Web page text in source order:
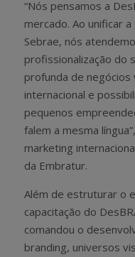
“Nós pensamos a
mercado. Ao unificar
Sebrae, nós
profissionalização do
profunda de
internacional e
pequenos
falem a mesma
marketing
da Embratur.
Além de estruturar o
capacitação do
comandou o
branding, universos